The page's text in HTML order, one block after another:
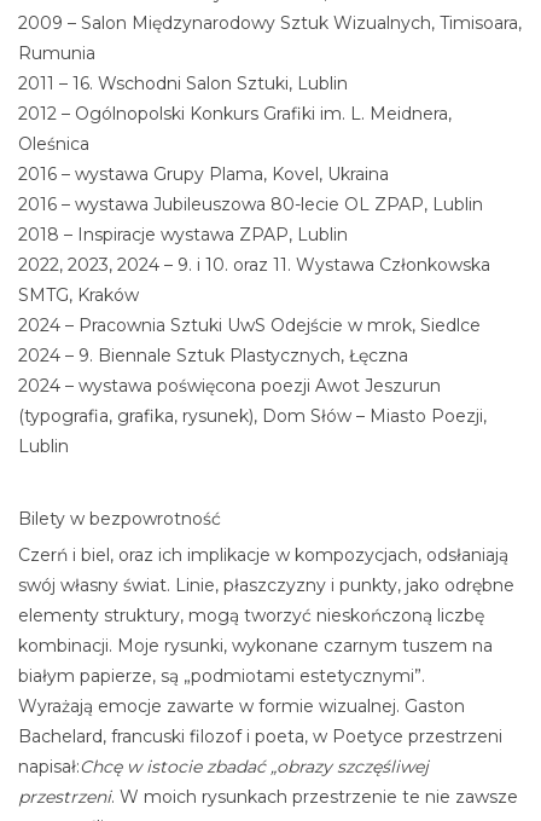
2009 – Salon Międzynarodowy Sztuk Wizualnych, Timisoara,
Rumunia
2011 – 16. Wschodni Salon Sztuki, Lublin
2012 – Ogólnopolski Konkurs Grafiki im. L. Meidnera,
Oleśnica
2016 – wystawa Grupy Plama, Kovel, Ukraina
2016 – wystawa Jubileuszowa 80-lecie OL ZPAP, Lublin
2018 – Inspiracje wystawa ZPAP, Lublin
2022, 2023, 2024 – 9. i 10. oraz 11. Wystawa Członkowska
SMTG, Kraków
2024 – Pracownia Sztuki UwS Odejście w mrok, Siedlce
2024 – 9. Biennale Sztuk Plastycznych, Łęczna
2024 – wystawa poświęcona poezji Awot Jeszurun
(typografia, grafika, rysunek), Dom Słów – Miasto Poezji,
Lublin
Bilety w bezpowrotność
Czerń i biel, oraz ich implikacje w kompozycjach, odsłaniają
swój własny świat. Linie, płaszczyzny i punkty, jako odrębne
elementy struktury, mogą tworzyć nieskończoną liczbę
kombinacji. Moje rysunki, wykonane czarnym tuszem na
białym papierze, są „podmiotami estetycznymi”.
Wyrażają emocje zawarte w formie wizualnej. Gaston
Bachelard, francuski filozof i poeta, w Poetyce przestrzeni
napisał:Chcę w istocie zbadać „obrazy szczęśliwej
przestrzeni. W moich rysunkach przestrzenie te nie zawsze